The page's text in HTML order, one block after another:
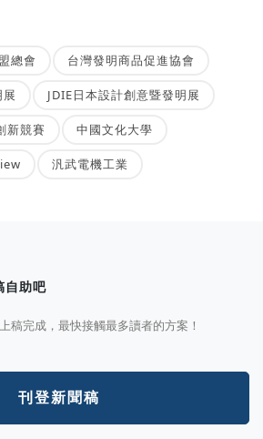
總會 台灣發明商品促進協會
JDIE日本設計創意暨發明展
新競賽 中國文化大學
汎武電機工業
自助吧
稿完成，最快接觸最多讀者的方案！
刊登新聞稿